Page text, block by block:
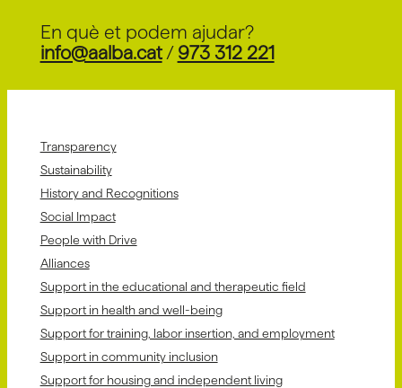
En què et podem ajudar?
info@aalba.cat/ 973 312 221
Transparency
Sustainability
History and Recognitions
Social Impact
People with Drive
Alliances
Support in the educational and therapeutic field
Support in health and well-being
Support for training, labor insertion, and employment
Support in community inclusion
Support for housing and independent living